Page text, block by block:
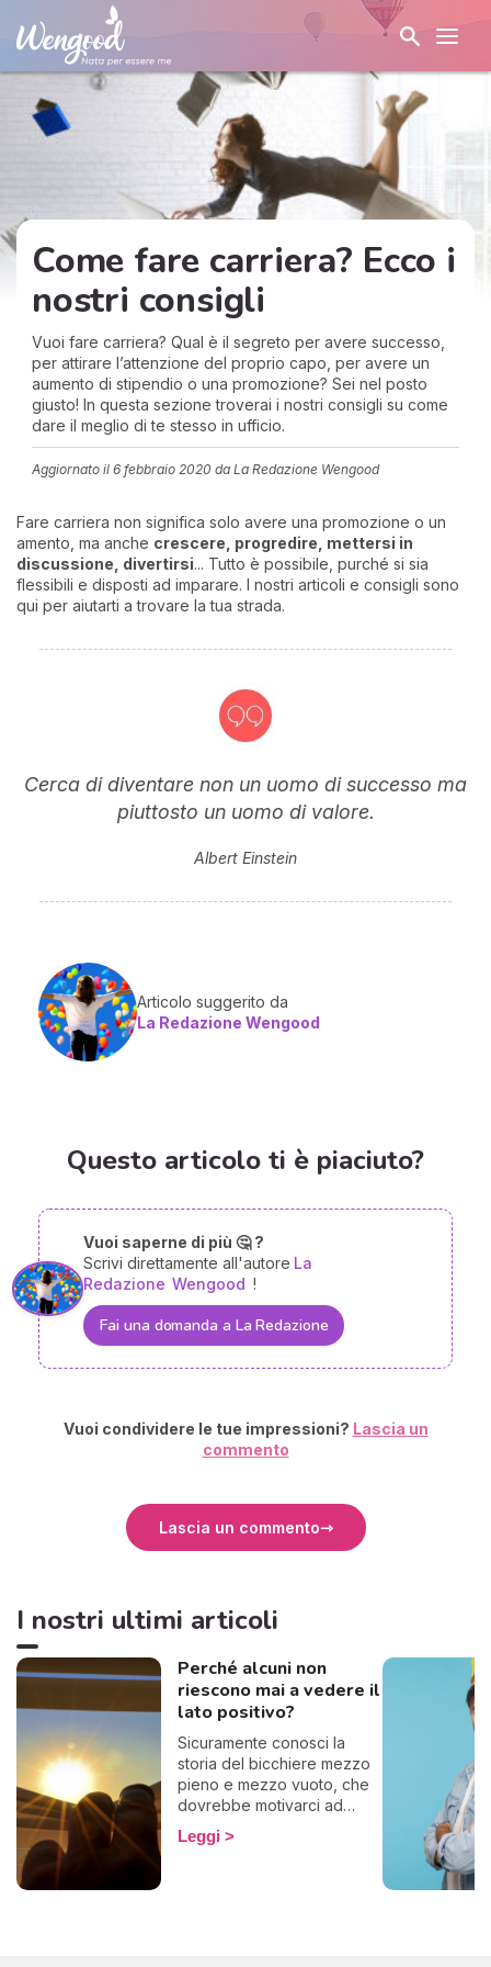
Come fare carriera? Ecco i
nostri consigli
Vuoi fare carriera? Qual è il segreto per avere successo,
per attirare l’attenzione del proprio capo, per avere un
aumento di stipendio o una promozione? Sei nel posto
giusto! In questa sezione troverai i nostri consigli su come
dare il meglio di te stesso in ufficio.
Aggiornato il 6 febbraio 2020 da La Redazione Wengood
Fare carriera non significa solo avere una promozione o un
amento, ma anche crescere, progredire, mettersi in
discussione, divertirsi... Tutto è possibile, purché si sia
flessibili e disposti ad imparare. I nostri articoli e consigli sono
qui per aiutarti a trovare la tua strada.
Cerca di diventare non un uomo di successo ma
piuttosto un uomo di valore.
Albert Einstein
Articolo suggerito da
La Redazione Wengood
Questo articolo ti è piaciuto?
Vuoi saperne di più 🤔 ?
Scrivi direttamente all'autore La
Redazione Wengood !
Fai una domanda a La Redazione
Vuoi condividere le tue impressioni? Lascia un
commento
Lascia un commento
I nostri ultimi articoli
Perché alcuni non
riescono mai a vedere il
lato positivo?
Sicuramente conosci la
storia del bicchiere mezzo
pieno e mezzo vuoto, che
dovrebbe motivarci ad
essere ottimisti. Ecco, alcuni
questo famoso bicchiere lo
Leggi